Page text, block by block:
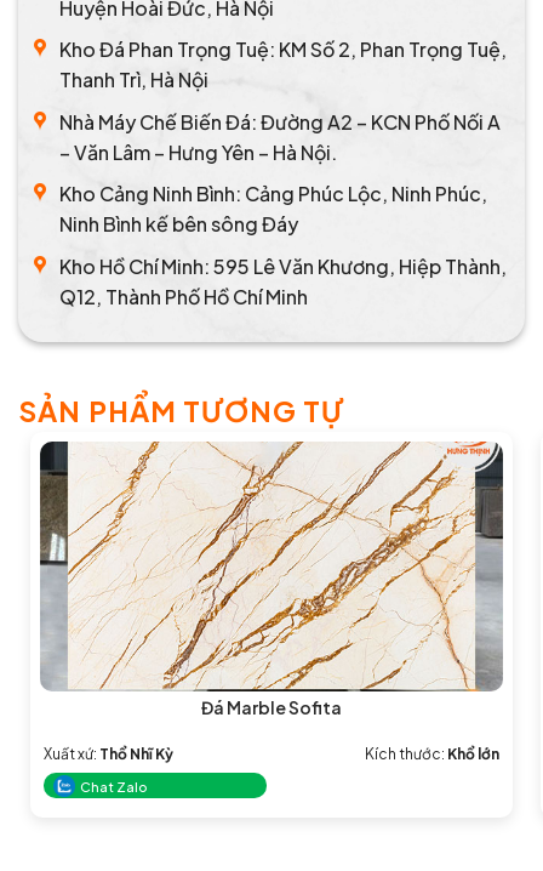
Huyện Hoài Đức, Hà Nội
Kho Đá Phan Trọng Tuệ: KM Số 2, Phan Trọng Tuệ,
Thanh Trì, Hà Nội
Nhà Máy Chế Biến Đá: Đường A2 – KCN Phố Nối A
– Văn Lâm – Hưng Yên – Hà Nội.
Kho Cảng Ninh Bình: Cảng Phúc Lộc, Ninh Phúc,
Ninh Bình kế bên sông Đáy
Kho Hồ Chí Minh: 595 Lê Văn Khương, Hiệp Thành,
Q12, Thành Phố Hồ Chí Minh
SẢN PHẨM TƯƠNG TỰ
Đá Marble Sofita
Xuất xứ: Thổ Nhĩ Kỳ Kích thước: Khổ lớn
Chat Zalo